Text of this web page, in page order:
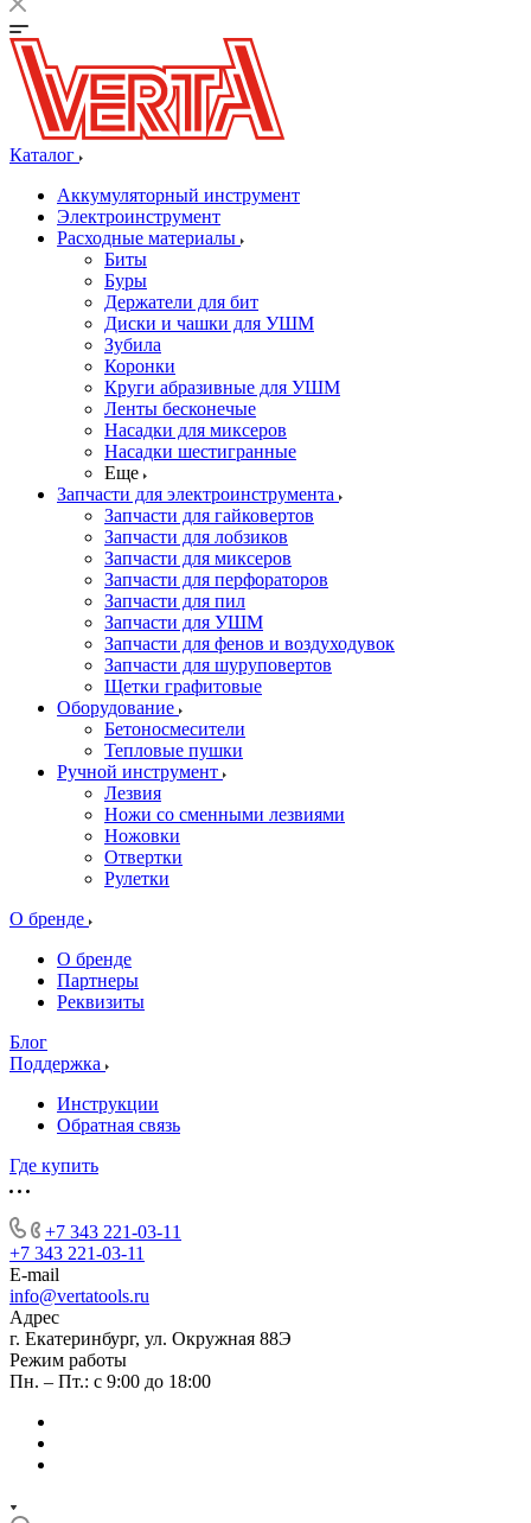
Каталог
Аккумуляторный инструмент
Электроинструмент
Расходные материалы
Биты
Буры
Держатели для бит
Диски и чашки для УШМ
Зубила
Коронки
Круги абразивные для УШМ
Ленты бесконечые
Насадки для миксеров
Насадки шестигранные
Еще
Запчасти для электроинструмента
Запчасти для гайковертов
Запчасти для лобзиков
Запчасти для миксеров
Запчасти для перфораторов
Запчасти для пил
Запчасти для УШМ
Запчасти для фенов и воздуходувок
Запчасти для шуруповертов
Щетки графитовые
Оборудование
Бетоносмесители
Тепловые пушки
Ручной инструмент
Лезвия
Ножи со сменными лезвиями
Ножовки
Отвертки
Рулетки
О бренде
О бренде
Партнеры
Реквизиты
Блог
Поддержка
Инструкции
Обратная связь
Где купить
+7 343 221-03-11
+7 343 221-03-11
E-mail
info@vertatools.ru
Адрес
г. Екатеринбург, ул. Окружная 88Э
Режим работы
Пн. – Пт.: с 9:00 до 18:00